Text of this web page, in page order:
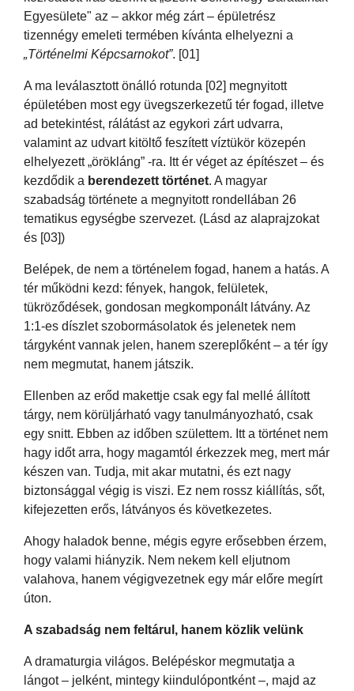
Egyesülete" az – akkor még zárt – épületrész
tizennégy emeleti termében kívánta elhelyezni a
„Történelmi Képcsarnokot”. [01]
A ma leválasztott önálló rotunda [02] megnyitott
épületében most egy üvegszerkezetű tér fogad, illetve
ad betekintést, rálátást az egykori zárt udvarra,
valamint az udvart kitöltő feszített víztükör közepén
elhelyezett „örökláng” -ra. Itt ér véget az építészet – és
kezdődik a berendezett történet. A magyar
szabadság története a megnyitott rondellában 26
tematikus egységbe szervezet. (Lásd az alaprajzokat
és [03])
Belépek, de nem a történelem fogad, hanem a hatás. A
tér működni kezd: fények, hangok, felületek,
tükröződések, gondosan megkomponált látvány. Az
1:1-es díszlet szobormásolatok és jelenetek nem
tárgyként vannak jelen, hanem szereplőként – a tér így
nem megmutat, hanem játszik.
Ellenben az erőd makettje csak egy fal mellé állított
tárgy, nem körüljárható vagy tanulmányozható, csak
egy snitt. Ebben az időben születtem. Itt a történet nem
hagy időt arra, hogy magamtól érkezzek meg, mert már
készen van. Tudja, mit akar mutatni, és ezt nagy
biztonsággal végig is viszi. Ez nem rossz kiállítás, sőt,
kifejezetten erős, látványos és következetes.
Ahogy haladok benne, mégis egyre erősebben érzem,
hogy valami hiányzik. Nem nekem kell eljutnom
valahova, hanem végigvezetnek egy már előre megírt
úton.
A szabadság nem feltárul, hanem közlik velünk
A dramaturgia világos. Belépéskor megmutatja a
lángot – jelként, mintegy kiindulópontként –, majd az